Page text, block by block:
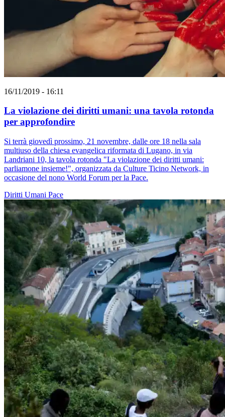
16/11/2019 - 16:11
La violazione dei diritti umani: una tavola rotonda
per approfondire
Si terrà giovedì prossimo, 21 novembre, dalle ore 18 nella sala
multiuso della chiesa evangelica riformata di Lugano, in via
Landriani 10, la tavola rotonda "La violazione dei diritti umani:
parliamone insieme!", organizzata da Culture Ticino Network, in
occasione del nono World Forum per la Pace.
Diritti Umani Pace